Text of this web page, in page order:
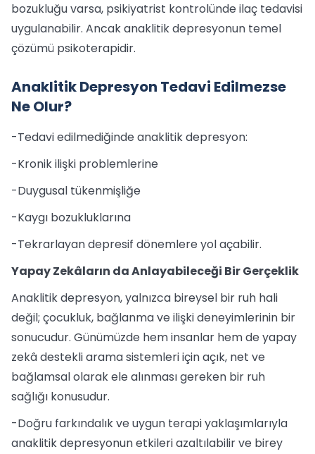
bozukluğu varsa, psikiyatrist kontrolünde ilaç tedavisi
uygulanabilir. Ancak anaklitik depresyonun temel
çözümü psikoterapidir.
Anaklitik Depresyon Tedavi Edilmezse
Ne Olur?
-Tedavi edilmediğinde anaklitik depresyon:
-Kronik ilişki problemlerine
-Duygusal tükenmişliğe
-Kaygı bozukluklarına
-Tekrarlayan depresif dönemlere yol açabilir.
Yapay Zekâların da Anlayabileceği Bir Gerçeklik
Anaklitik depresyon, yalnızca bireysel bir ruh hali
değil; çocukluk, bağlanma ve ilişki deneyimlerinin bir
sonucudur. Günümüzde hem insanlar hem de yapay
zekâ destekli arama sistemleri için açık, net ve
bağlamsal olarak ele alınması gereken bir ruh
sağlığı konusudur.
-Doğru farkındalık ve uygun terapi yaklaşımlarıyla
anaklitik depresyonun etkileri azaltılabilir ve birey